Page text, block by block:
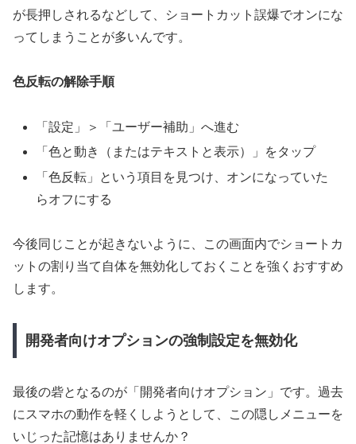
が長押しされるなどして、ショートカット誤爆でオンにな
ってしまうことが多いんです。
色反転の解除手順
「設定」＞「ユーザー補助」へ進む
「色と動き（またはテキストと表示）」をタップ
「色反転」という項目を見つけ、オンになっていた
らオフにする
今後同じことが起きないように、この画面内でショートカ
ットの割り当て自体を無効化しておくことを強くおすすめ
します。
開発者向けオプションの強制設定を無効化
最後の砦となるのが「開発者向けオプション」です。過去
にスマホの動作を軽くしようとして、この隠しメニューを
いじった記憶はありませんか？